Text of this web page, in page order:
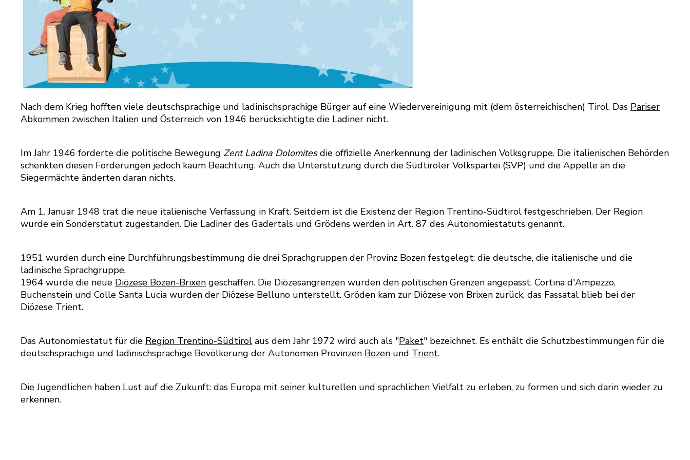
Nach dem Krieg hofften viele deutschsprachige und ladinischsprachige Bürger auf eine Wiedervereinigung mit (dem österreichischen) Tirol. Das Pariser
Abkommen zwischen Italien und Österreich von 1946 berücksichtigte die Ladiner nicht.
Im Jahr 1946 forderte die politische Bewegung Zent Ladina Dolomitesdie offizielle Anerkennung der ladinischen Volksgruppe. Die italienischen Behörden
schenkten diesen Forderungen jedoch kaum Beachtung. Auch die Unterstützung durch die Südtiroler Volkspartei (SVP) und die Appelle an die
Siegermächte änderten daran nichts.
Am 1. Januar 1948 trat die neue italienische Verfassung in Kraft. Seitdem ist die Existenz der Region Trentino-Südtirol festgeschrieben. Der Region
wurde ein Sonderstatut zugestanden. Die Ladiner des Gadertals und Grödens werden in Art. 87 des Autonomiestatuts genannt.
1951 wurden durch eine Durchführungsbestimmung die drei Sprachgruppen der Provinz Bozen festgelegt: die deutsche, die italienische und die
ladinische Sprachgruppe.
1964 wurde die neue Diözese Bozen-Brixen geschaffen. Die Diözesangrenzen wurden den politischen Grenzen angepasst. Cortina d'Ampezzo,
Buchenstein und Colle Santa Lucia wurden der Diözese Belluno unterstellt. Gröden kam zur Diözese von Brixen zurück, das Fassatal blieb bei der
Diözese Trient.
Das Autonomiestatut für die Region Trentino-Südtirol aus dem Jahr 1972 wird auch als "Paket" bezeichnet. Es enthält die Schutzbestimmungen für die
deutschsprachige und ladinischsprachige Bevölkerung der Autonomen Provinzen Bozen und Trient.
Die Jugendlichen haben Lust auf die Zukunft: das Europa mit seiner kulturellen und sprachlichen Vielfalt zu erleben, zu formen und sich darin wieder zu
erkennen.